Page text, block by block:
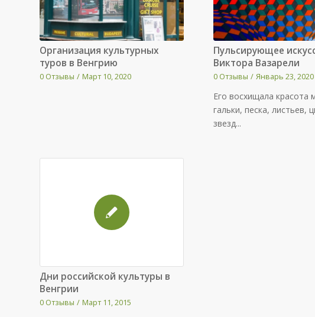
Организация культурных
туров в Венгрию
0 Отзывы / Март 10, 2020
Пульсирующее
Виктора Вазарели
0 Отзывы / Январь 23, 2020
Его восхищала красота
гальки, песка, листьев,
звезд...
Дни российской культуры в
Венгрии
0 Отзывы / Март 11, 2015